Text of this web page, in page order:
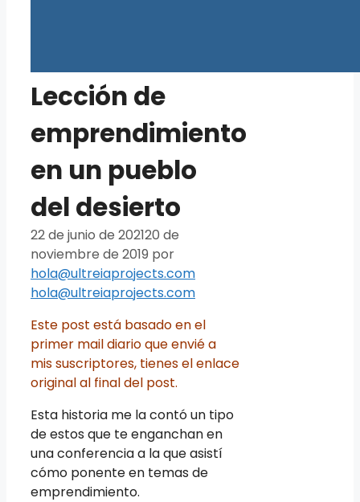
Lección de
emprendimiento
en un pueblo
del desierto
22 de junio de 202120 de
noviembre de 2019 por
hola@ultreiaprojects.com
hola@ultreiaprojects.com
Este post está basado en el
primer mail diario que envié a
mis suscriptores, tienes el enlace
original al final del post.
Esta historia me la contó un tipo
de estos que te enganchan en
una conferencia a la que asistí
cómo ponente en temas de
emprendimiento.